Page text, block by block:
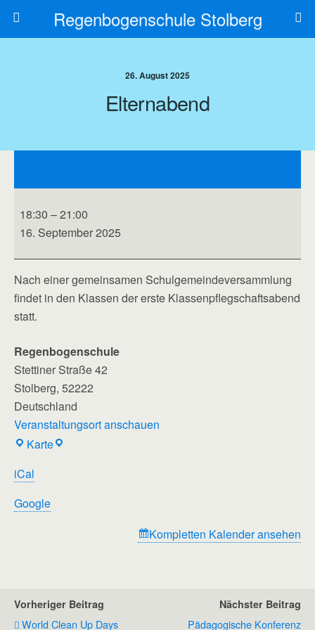
Regenbogenschule Stolberg
26. August 2025
Elternabend
18:30 –21:00
16. September 2025
Nach einer gemeinsamen Schulgemeindeversammlung
findet in den Klassen der erste Klassenpflegschaftsabend
statt.
Regenbogenschule
Stettiner Straße 42
Stolberg, 52222
Deutschland
Veranstaltungsort anschauen
KarteRegenbogenschule
iCal
Google
Kompletten Kalender ansehen
Vorheriger Beitrag
World Clean Up Days
Nächster Beitrag
Pädagogische Konferenz